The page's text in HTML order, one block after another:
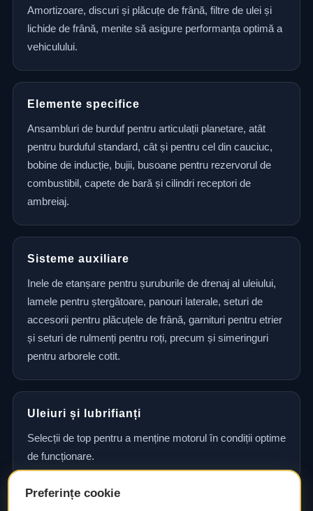
Amortizoare, discuri și plăcuțe de frână, filtre de ulei și
lichide de frână, menite să asigure performanța optimă a
vehiculului.
Elemente specifice
Ansambluri de burduf pentru articulații planetare, atât
pentru burduful standard, cât și pentru cel din cauciuc,
bobine de inducție, bujii, busoane pentru rezervorul de
combustibil, capete de bară și cilindri receptori de
ambreiaj.
Sisteme auxiliare
Inele de etanșare pentru șuruburile de drenaj al uleiului,
lamele pentru ștergătoare, panouri laterale, seturi de
accesorii pentru plăcuțele de frână, garnituri pentru etrier
și seturi de rulmenți pentru roți, precum și simeringuri
pentru arborele cotit.
Uleiuri și lubrifianți
Selecții de top pentru a menține motorul în condiții optime
de funcționare.
Preferințe cookie